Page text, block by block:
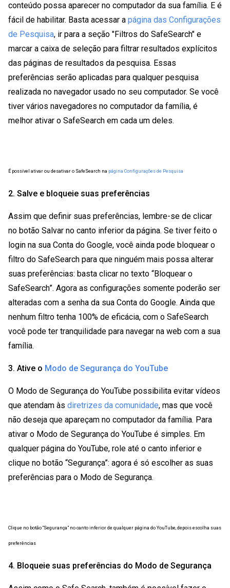
conteúdo possa aparecer no computador da sua família. E é
fácil de habilitar. Basta acessar a página das Configurações
de Pesquisa, ir para a seção "Filtros do SafeSearch" e
marcar a caixa de seleção para filtrar resultados explícitos
das páginas de resultados da pesquisa. Essas
preferências serão aplicadas para qualquer pesquisa
realizada no navegador usado no seu computador. Se você
tiver vários navegadores no computador da família, é
melhor ativar o SafeSearch em cada um deles.
É possível ativar ou desativar o SafeSearch na página Configurações de Pesquisa
2. Salve e bloqueie suas preferências
Assim que definir suas preferências, lembre-se de clicar
no botão Salvar no canto inferior da página. Se tiver feito o
login na sua Conta do Google, você ainda pode bloquear o
filtro do SafeSearch para que ninguém mais possa alterar
suas preferências: basta clicar no texto “Bloquear o
SafeSearch”. Agora as configurações somente poderão ser
alteradas com a senha da sua Conta do Google. Ainda que
nenhum filtro tenha 100% de eficácia, com o SafeSearch
você pode ter tranquilidade para navegar na web com a sua
família.
3. Ative o Modo de Segurança do YouTube
O Modo de Segurança do YouTube possibilita evitar vídeos
que atendam às diretrizes da comunidade, mas que você
não deseja que apareçam no computador da família. Para
ativar o Modo de Segurança do YouTube é simples. Em
qualquer página do YouTube, role até o canto inferior e
clique no botão “Segurança”: agora é só escolher as suas
preferências para o Modo de Segurança.
Clique no botão “Segurança” no canto inferior de qualquer página do YouTube, depois escolha suas
preferências
4. Bloqueie suas preferências do Modo de Segurança